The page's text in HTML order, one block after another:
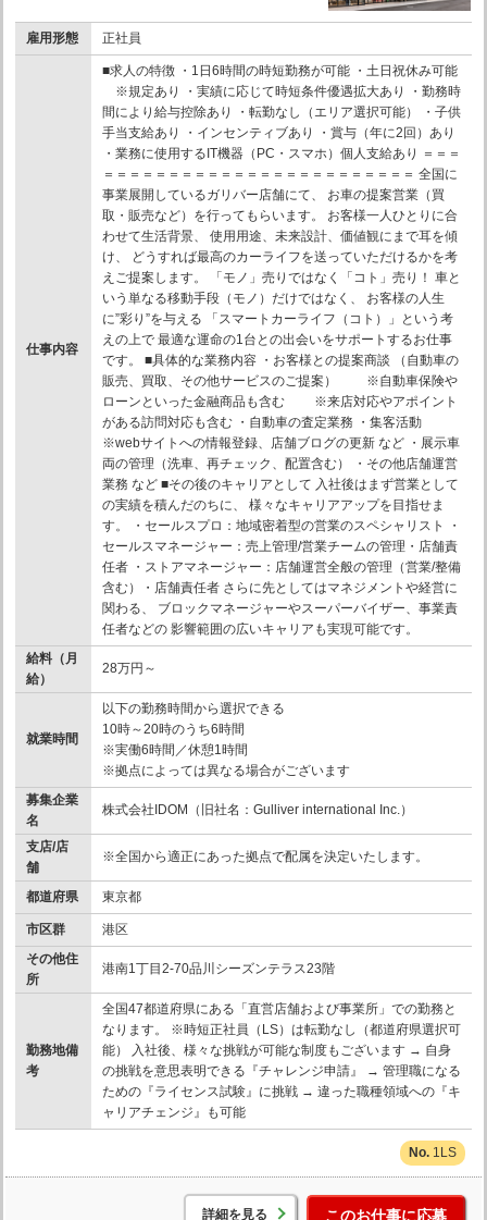
雇用形態 正社員
仕事内容
■求人の特徴 ・1日6時間の時短勤務が可能 ・土日祝休み可能
※規定あり ・実績に応じて時短条件優遇拡大あり ・勤務時
間により給与控除あり ・転勤なし（エリア選択可能） ・子供
手当支給あり ・インセンティブあり ・賞与（年に2回）あり
・業務に使用するIT機器（PC・スマホ）個人支給あり ＝＝＝
＝＝＝＝＝＝＝＝＝＝＝＝＝＝＝＝＝＝＝＝＝＝＝＝ 全国に
事業展開しているガリバー店舗にて、 お車の提案営業（買
取・販売など）を行ってもらいます。 お客様一人ひとりに合
わせて生活背景、 使用用途、未来設計、価値観にまで耳を傾
け、 どうすれば最高のカーライフを送っていただけるかを考
えご提案します。 「モノ」売りではなく「コト」売り！ 車と
いう単なる移動手段（モノ）だけではなく、 お客様の人生
に”彩り”を与える 「スマートカーライフ（コト）」という考
えの上で 最適な運命の1台との出会いをサポートするお仕事
です。 ■具体的な業務内容 ・お客様との提案商談 （自動車の
販売、買取、その他サービスのご提案） ※自動車保険や
ローンといった金融商品も含む ※来店対応やアポイント
がある訪問対応も含む ・自動車の査定業務 ・集客活動
※webサイトへの情報登録、店舗ブログの更新 など ・展示車
両の管理（洗車、再チェック、配置含む） ・その他店舗運営
業務 など ■その後のキャリアとして 入社後はまず営業として
の実績を積んだのちに、 様々なキャリアアップを目指せま
す。 ・セールスプロ：地域密着型の営業のスペシャリスト ・
セールスマネージャー：売上管理/営業チームの管理・店舗責
任者 ・ストアマネージャー：店舗運営全般の管理（営業/整備
含む）・店舗責任者 さらに先としてはマネジメントや経営に
関わる、 ブロックマネージャーやスーパーバイザー、事業責
任者などの 影響範囲の広いキャリアも実現可能です。
給料（月
給）
28万円～
就業時間
以下の勤務時間から選択できる
10時～20時のうち6時間
※実働6時間／休憩1時間
※拠点によっては異なる場合がございます
募集企業
名
株式会社IDOM（旧社名：Gulliver international Inc.）
支店/店
舗
※全国から適正にあった拠点で配属を決定いたします。
都道府県 東京都
市区群
港区
その他住
所
港南1丁目2-70品川シーズンテラス23階
勤務地備
考
全国47都道府県にある「直営店舗および事業所」での勤務と
なります。 ※時短正社員（LS）は転勤なし（都道府県選択可
能） 入社後、様々な挑戦が可能な制度もございます → 自身
の挑戦を意思表明できる『チャレンジ申請』 → 管理職になる
ための『ライセンス試験』に挑戦 → 違った職種領域への『キ
ャリアチェンジ』も可能
1LS
詳細を見る このお仕事に応募